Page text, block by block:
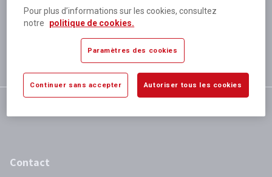
disponibles
Expédition le jour même
si validation avant 12h
satisfaction totale
Contact
Pour plus d’informations sur les cookies, consultez
notre
politique de cookies.
Paramètres des cookies
Continuer sans accepter Autoriser tous les cookies